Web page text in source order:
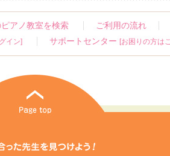
アノ教室を検索
ご利用の流れ
イン] サポートセンター [お困りの方は